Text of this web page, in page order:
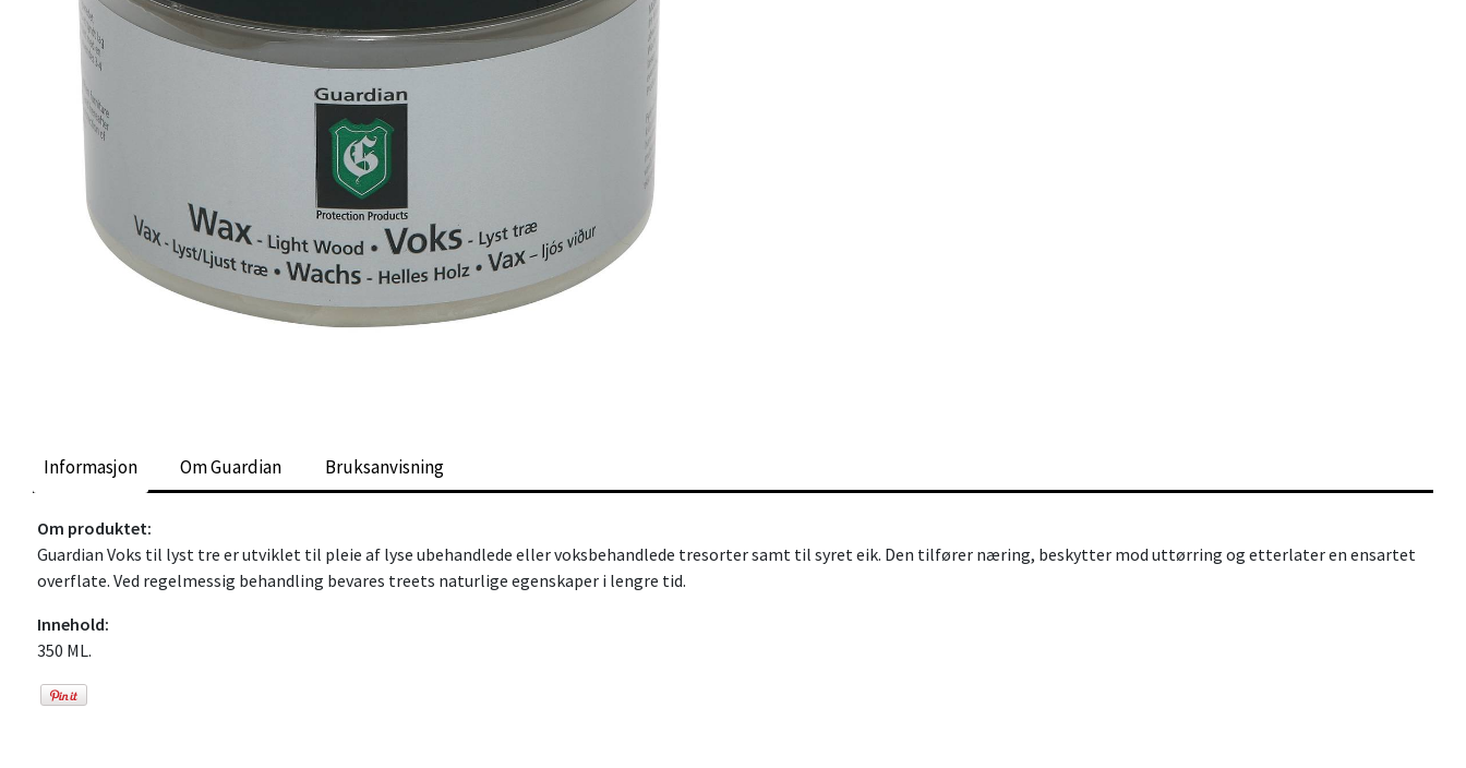
Informasjon Om Guardian Bruksanvisning
Om produktet:
Guardian Voks til lyst tre er utviklet til pleie af lyse ubehandlede eller voksbehandlede tresorter samt til syret eik. Den tilfører næring, beskytter mod uttørring og etterlater en ensartet
overflate. Ved regelmessig behandling bevares treets naturlige egenskaper i lengre tid.
Innehold:
350 ML.